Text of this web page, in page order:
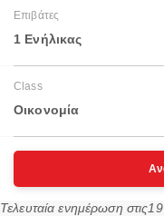
Επιβάτες
1 Ενήλικας
Class
Οικονομία
Τελευταία ενημέρωση στις